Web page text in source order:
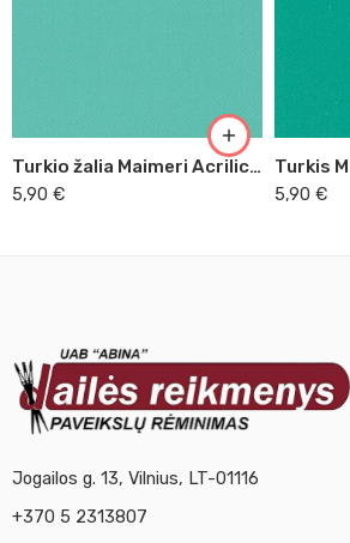
Turkio žalia Maimeri Acrilico, 200 ml (350)
5,90 €
5,90 €
Jogailos g. 13, Vilnius, LT-01116
+370 5 2313807